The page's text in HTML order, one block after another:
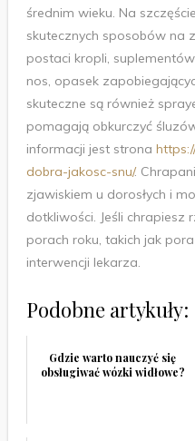
średnim wieku. Na
skutecznych sposobów na
postaci kropli,
nos, opasek
skuteczne są również
pomagają obkurczyć
informacji jest strona
dobra-jakosc-snu/.
zjawiskiem u dorosłych i
dotkliwości. Jeśli chrapiesz
porach roku, takich jak
interwencji lekarza.
Podobne artykuły:
Gdzie warto nauczyć się
obsługiwać wózki widłowe?